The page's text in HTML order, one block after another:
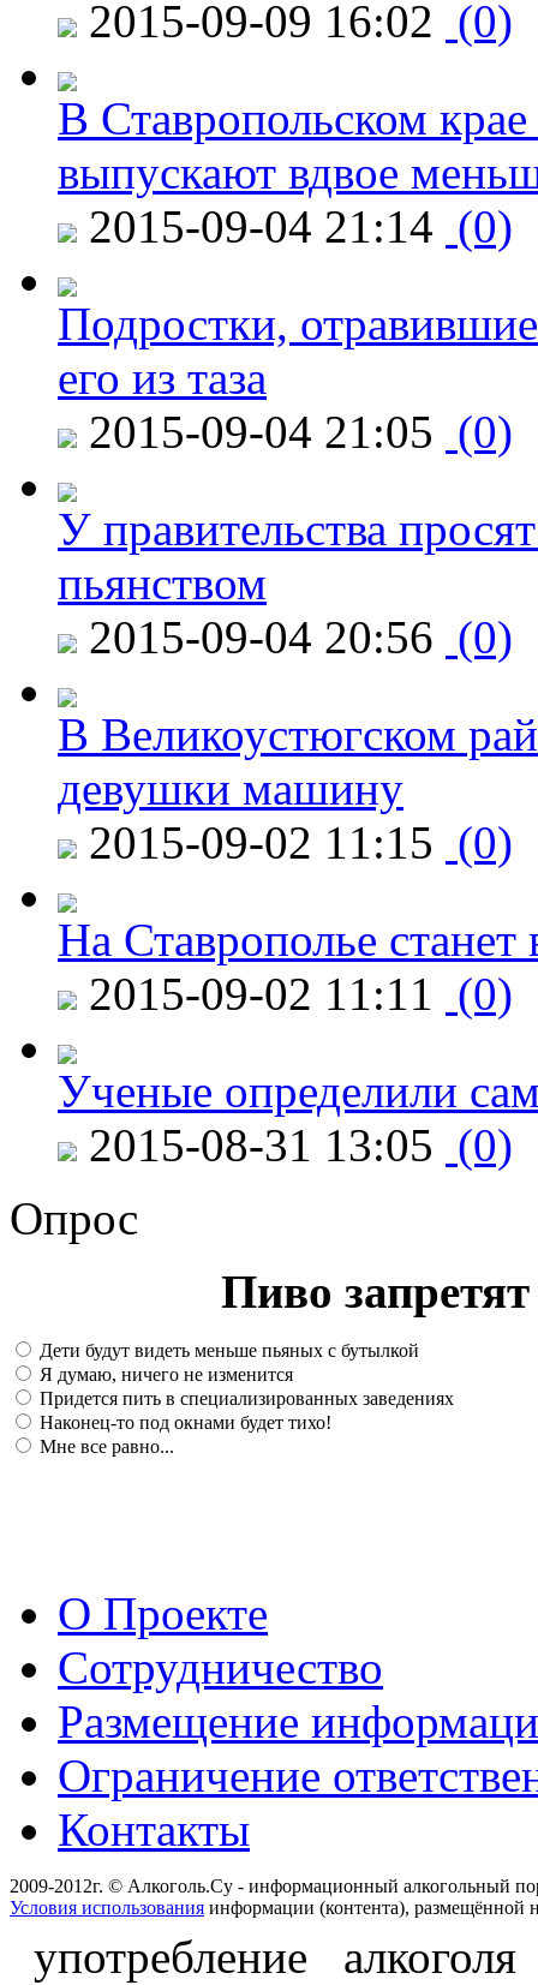
2015-09-09 16:02 (0)
В Ставропольском
выпускают вдвое
2015-09-04 21:14 (0)
Подростки,
его из таза
2015-09-04 21:05 (0)
У правительства
пьянством
2015-09-04 20:56 (0)
В Великоустюгском
девушки машину
2015-09-02 11:15 (0)
На Ставрополье
2015-09-02 11:11 (0)
Ученые определили
2015-08-31 13:05 (0)
Опрос
Пиво
Дети будут видеть меньше пьяных с бутылкой
Я думаю, ничего не изменится
Придется пить в специализированных заведениях
Наконец-то под окнами будет тихо!
Мне все равно...
О Проекте
Сотрудничество
Размещение
Ограничение
Контакты
2009-2012г. © Алкоголь.Су - информационный алкогольный
Условия использования информации (контента), размещённой
употребление